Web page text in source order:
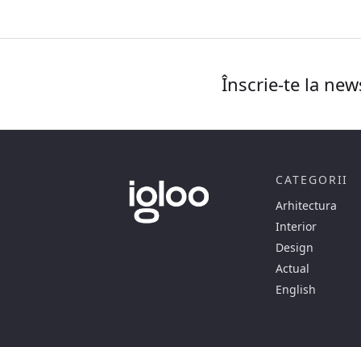
Înscrie-te la
CATEGORII
Arhitectura
Interior
Design
Actual
English